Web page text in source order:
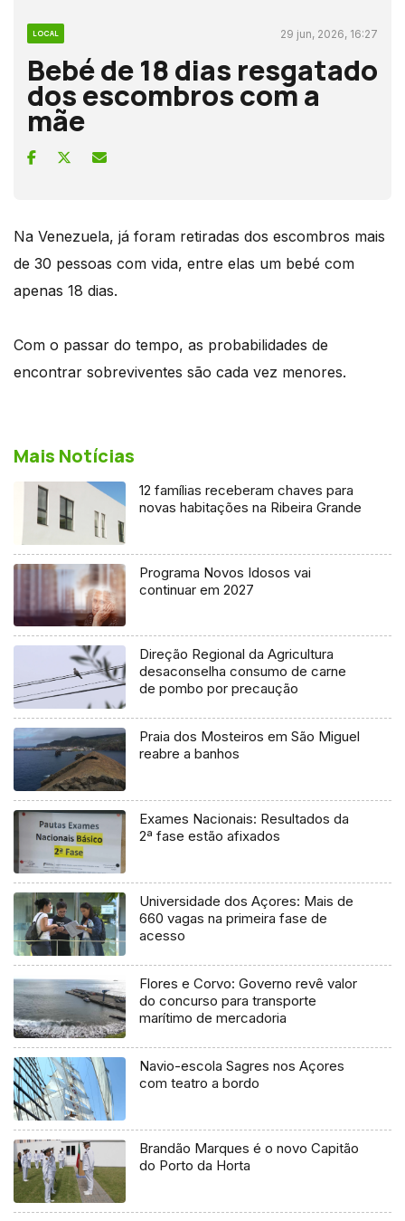
LOCAL 29 jun, 2026, 16:27
Bebé de 18 dias resgatado
dos escombros com a
mãe
Na Venezuela, já foram retiradas dos escombros mais
de 30 pessoas com vida, entre elas um bebé com
apenas 18 dias.
Com o passar do tempo, as probabilidades de
encontrar sobreviventes são cada vez menores.
Mais Notícias
12 famílias receberam chaves para
novas habitações na Ribeira Grande
Programa Novos Idosos vai
continuar em 2027
Direção Regional da Agricultura
desaconselha consumo de carne
de pombo por precaução
Praia dos Mosteiros em São Miguel
reabre a banhos
Exames Nacionais: Resultados da
2ª fase estão afixados
Universidade dos Açores: Mais de
660 vagas na primeira fase de
acesso
Flores e Corvo: Governo revê valor
do concurso para transporte
marítimo de mercadoria
Navio-escola Sagres nos Açores
com teatro a bordo
Brandão Marques é o novo Capitão
do Porto da Horta